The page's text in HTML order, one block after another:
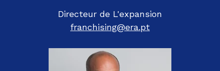
Directeur de L'expansion
franchising@era.pt